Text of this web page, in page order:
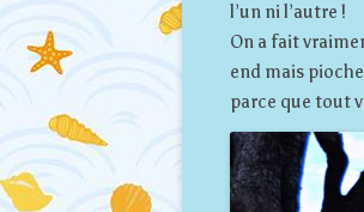
l’un ni l’autre !
On a fait
end mais
parce que tout